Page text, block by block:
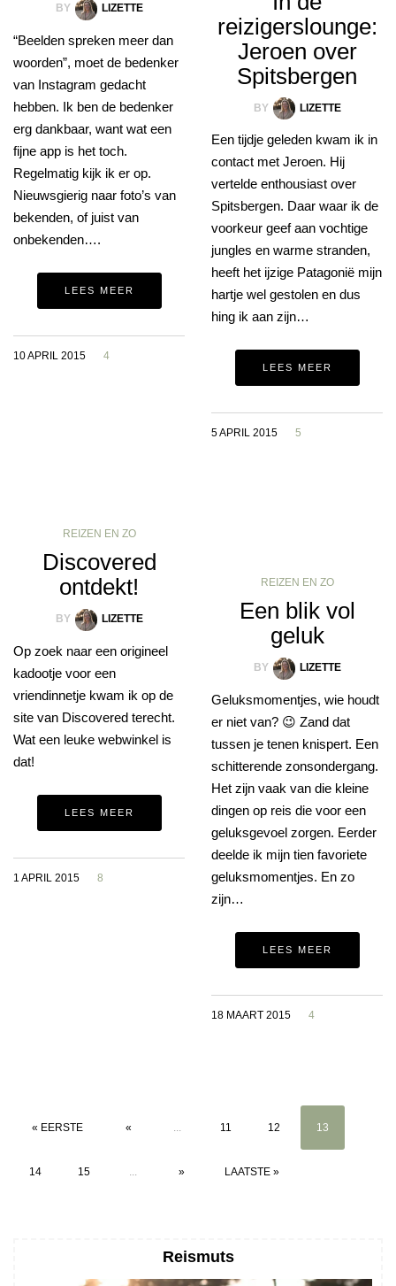
BY LIZETTE
“Beelden spreken meer dan
woorden”, moet de bedenker
van Instagram gedacht
hebben. Ik ben de bedenker
erg dankbaar, want wat een
fijne app is het toch.
Regelmatig kijk ik er op.
Nieuwsgierig naar foto’s van
bekenden, of juist van
onbekenden….
LEES MEER
10 APRIL 2015 4
reizigerslounge:
Jeroen over
Spitsbergen
BY LIZETTE
Een tijdje geleden kwam ik in
contact met Jeroen. Hij
vertelde enthousiast over
Spitsbergen. Daar waar ik de
voorkeur geef aan vochtige
jungles en warme stranden,
heeft het ijzige Patagonië mijn
hartje wel gestolen en dus
hing ik aan zijn…
LEES MEER
5 APRIL 2015 5
REIZEN EN ZO
Discovered
ontdekt!
BY LIZETTE
Op zoek naar een origineel
kadootje voor een
vriendinnetje kwam ik op de
site van Discovered terecht.
Wat een leuke webwinkel is
dat!
LEES MEER
1 APRIL 2015 8
REIZEN EN ZO
Een blik vol
geluk
BY LIZETTE
Geluksmomentjes, wie houdt
er niet van? 😉 Zand dat
tussen je tenen knispert. Een
schitterende zonsondergang.
Het zijn vaak van die kleine
dingen op reis die voor een
geluksgevoel zorgen. Eerder
deelde ik mijn tien favoriete
geluksmomentjes. En zo
zijn…
LEES MEER
18 MAART 2015 4
« EERSTE « 11 12 13
14 15 » LAATSTE »
Reismuts